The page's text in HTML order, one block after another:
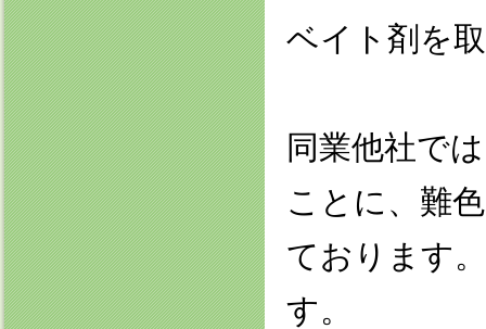
ベイト剤を
同業他社で
ことに、難
ております
す。